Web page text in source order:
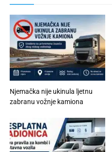
Njemačka nije ukinula ljetnu
zabranu vožnje kamiona